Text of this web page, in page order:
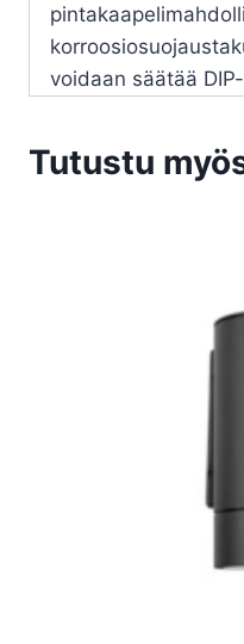
voidaan säätää
Tutustu